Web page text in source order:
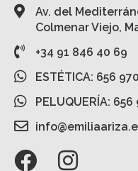
Av. del
Colmenar Viejo,
+34 91 846 40 69
ESTÉTICA: 656
PELUQUERÍA: